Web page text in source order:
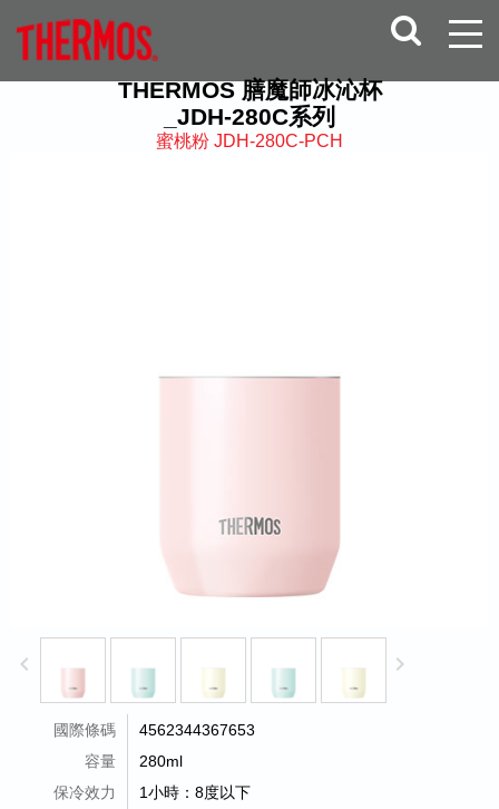
THERMOS 膳魔師冰沁杯
_JDH-280C系列
蜜桃粉 JDH-280C-PCH
keyboard_arrow_left keyboard_arrow_right
國際條碼
4562344367653
容量
280ml
保冷效力
1小時：8度以下